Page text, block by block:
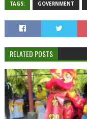
TAGS: GOVERNMENT
RELATED POSTS